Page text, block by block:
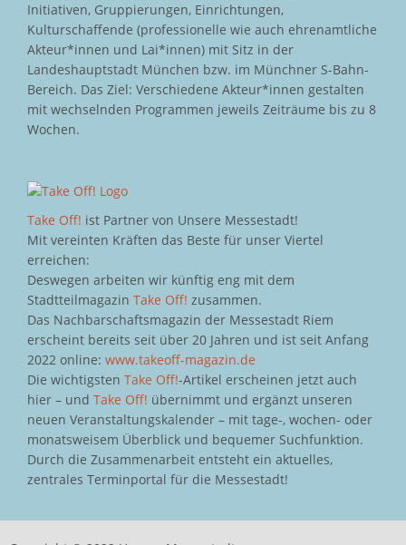
Initiativen, Gruppierungen, Einrichtungen,
Kulturschaffende (professionelle wie auch ehrenamtliche
Akteur*innen und Lai*innen) mit Sitz in der
Landeshauptstadt München bzw. im Münchner S-Bahn-
Bereich. Das Ziel: Verschiedene Akteur*innen gestalten
mit wechselnden Programmen jeweils Zeiträume bis zu 8
Wochen.
Take Off! ist Partner von Unsere Messestadt!
Mit vereinten Kräften das Beste für unser Viertel
erreichen:
Deswegen arbeiten wir künftig eng mit dem
Stadtteilmagazin Take Off! zusammen.
Das Nachbarschaftsmagazin der Messestadt Riem
erscheint bereits seit über 20 Jahren und ist seit Anfang
2022 online: www.takeoff-magazin.de
Die wichtigsten Take Off!-Artikel erscheinen jetzt auch
hier – und Take Off! übernimmt und ergänzt unseren
neuen Veranstaltungskalender – mit tage-, wochen- oder
monatsweisem Überblick und bequemer Suchfunktion.
Durch die Zusammenarbeit entsteht ein aktuelles,
zentrales Terminportal für die Messestadt!